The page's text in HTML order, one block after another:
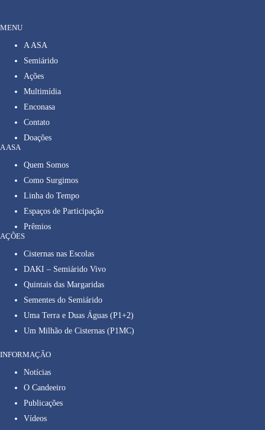
MENU
A ASA
Semiárido
Ações
Multimídia
Enconasa
Contato
Doações
A ASA
Quem Somos
Como Surgimos
Linha do Tempo
Espaços de Participação
Prêmios
AÇÕES
Cisternas nas Escolas
DAKI – Semiárido Vivo
Quintais das Margaridas
Sementes do Semiárido
Uma Terra e Duas Águas (P1+2)
Um Milhão de Cisternas (P1MC)
INFORMAÇÃO
Notícias
O Candeeiro
Publicações
Vídeos